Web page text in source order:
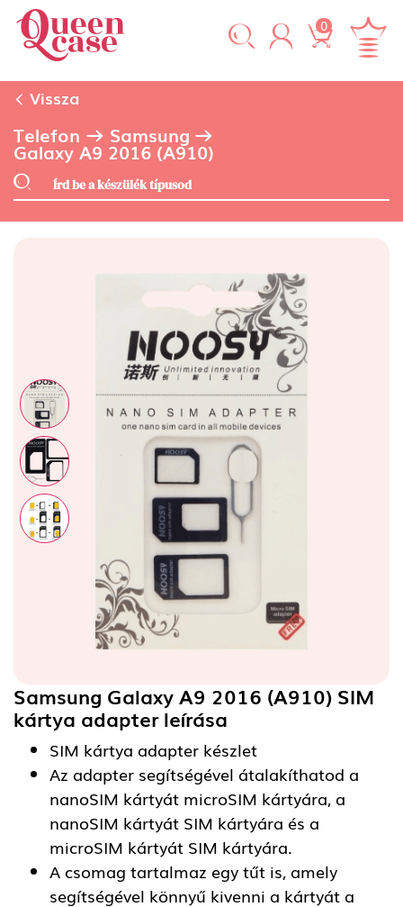
0
Vissza
Telefon Samsung
Galaxy A9 2016 (A910)
Samsung Galaxy A9 2016 (A910) SIM
kártya adapterleírása
SIM kártya adapter készlet
Az adapter segítségével átalakíthatod a
nanoSIM kártyát microSIM kártyára, a
nanoSIM kártyát SIM kártyára és a
microSIM kártyát SIM kártyára.
A csomag tartalmaz egy tűt is, amely
segítségével könnyű kivenni a kártyát a